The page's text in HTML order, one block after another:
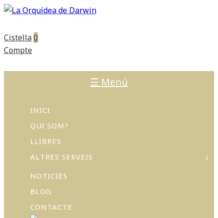
Cistella0
Compte
☰ Menú
INICI
QUI SOM?
LLIBRES
ALTRES SERVEIS
ACTIVITATS
TALLERS
NOTICIES
BLOG
CONTACTE